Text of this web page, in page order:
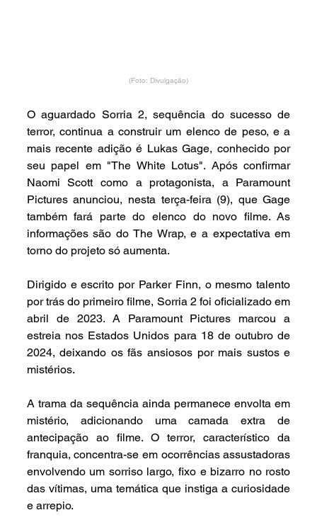
(Foto: Divulgação)
O aguardado Sorria 2, sequência do sucesso de
terror, continua a construir um elenco de peso, e a
mais recente adição é Lukas Gage, conhecido por
seu papel em "The White Lotus". Após confirmar
Naomi Scott como a protagonista, a Paramount
Pictures anunciou, nesta terça-feira (9), que Gage
também fará parte do elenco do novo filme. As
informações são do The Wrap, e a expectativa em
torno do projeto só aumenta.
Dirigido e escrito por Parker Finn, o mesmo talento
por trás do primeiro filme, Sorria 2 foi oficializado em
abril de 2023. A Paramount Pictures marcou a
estreia nos Estados Unidos para 18 de outubro de
2024, deixando os fãs ansiosos por mais sustos e
mistérios.
A trama da sequência ainda permanece envolta em
mistério, adicionando uma camada extra de
antecipação ao filme. O terror, característico da
franquia, concentra-se em ocorrências assustadoras
envolvendo um sorriso largo, fixo e bizarro no rosto
das vítimas, uma temática que instiga a curiosidade
e arrepio.